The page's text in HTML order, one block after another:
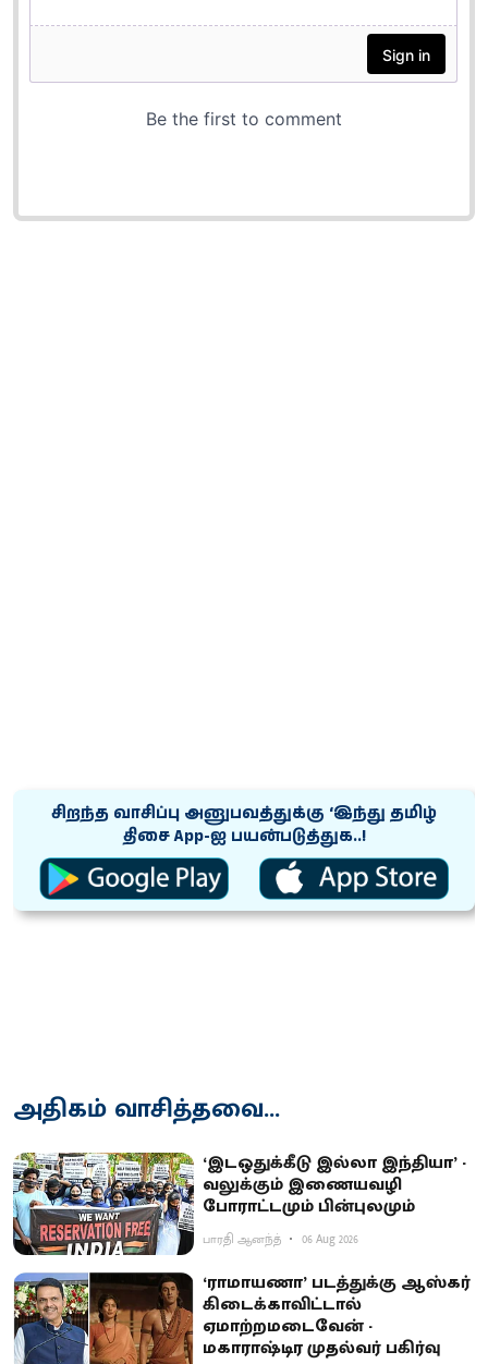
சிறந்த வாசிப்பு அனுபவத்துக்கு ‘இந்து தமிழ்
திசை App-ஐ பயன்படுத்துக..!
அதிகம் வாசித்தவை...
‘இடஒதுக்கீடு இல்லா இந்தியா’ -
வலுக்கும் இணையவழி
போராட்டமும் பின்புலமும்
பாரதி ஆனந்த் 06 Aug 2026
‘ராமாயணா’ படத்துக்கு ஆஸ்கர்
கிடைக்காவிட்டால்
ஏமாற்றமடைவேன் -
மகாராஷ்டிர முதல்வர் பகிர்வு